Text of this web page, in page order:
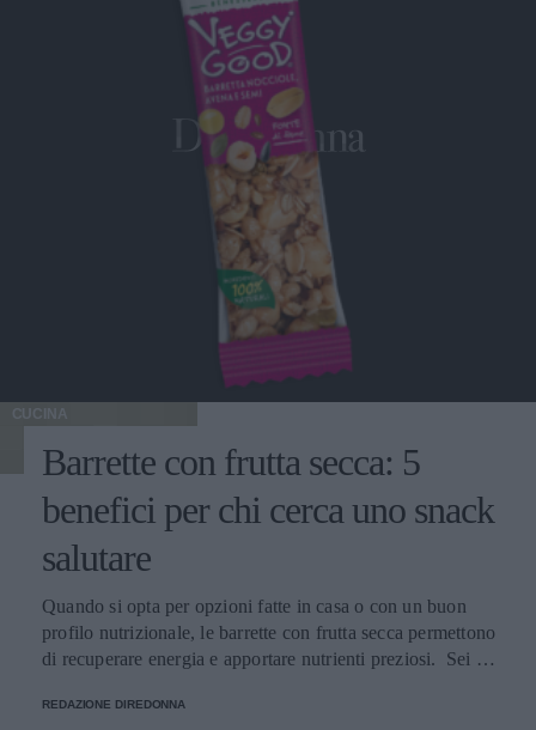
CUCINA
Barrette con frutta secca: 5
benefici per chi cerca uno snack
salutare
Quando si opta per opzioni fatte in casa o con un buon
profilo nutrizionale, le barrette con frutta secca permettono
di recuperare energia e apportare nutrienti preziosi. Sei tra
giornata e che cercano snack pratici da portare ovunque?
REDAZIONE DIREDONNA